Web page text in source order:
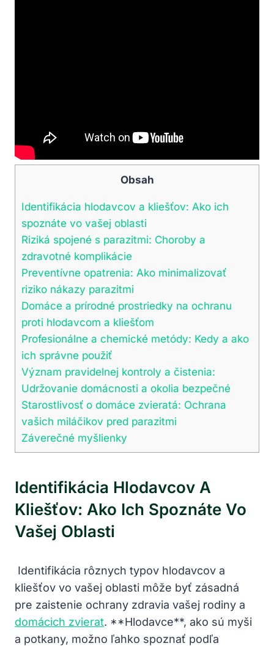
Obsah
Identifikácia‍ hlodavcov⁢ a kliešťov:​ Ako ich
spoznáte vo vašej oblasti
Riziká ​spojené‌ s‌ parazitmi: Choroby ‍a
zdravotné komplikácie
Preventívne opatrenia: Ako ‍minimalizovať⁣
riziko nákazy parazitmi
Domáce a prírodné prostriedky na⁣ ochranu
proti hlodavcom ⁢a ⁣kliešťom
Profesionálne a chemické metódy: Kedy ⁢a ako⁤
ich ⁢správne ⁣použiť
Význam pravidelnej kontroly a čistenia: ​
Udržovanie ​domácnosti a okolia bezpečné
Starostlivosť o domáce ‍zvieratá: Ochrana⁢
vašich miláčikov pred ⁣parazitmi
Záverečné myšlienky
Identifikácia‍ Hlodavcov⁢ A
Kliešťov:​ Ako Ich Spoznáte Vo
Vašej Oblasti
‍ ⁤Identifikácia rôznych typov hlodavcov a
kliešťov vo⁢ vašej​ oblasti môže‌ byť zásadná
pre zaistenie ochrany zdravia vašej ​rodiny a
domácich zvierat. **Hlodavce**, ako⁣ sú‍ myši
a potkany, ‍možno ľahko spoznať⁢ podľa